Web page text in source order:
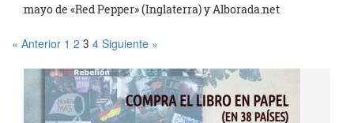
mayo de «Red Pepper» (Inglaterra) y Alborada.net
« Anterior 1 2 3 4 Siguiente »